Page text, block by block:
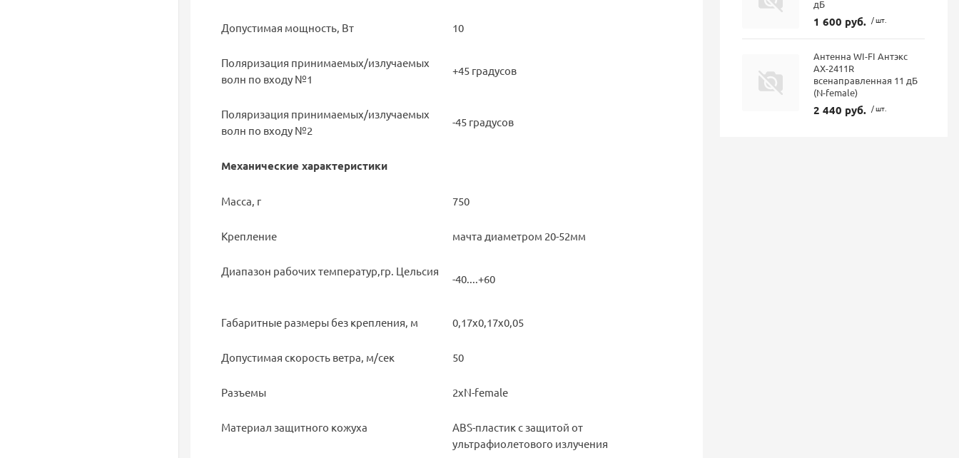
Допустимая мощность, Вт 10
Поляризация принимаемых/излучаемых
волн по входу №1
+45 градусов
Поляризация принимаемых/излучаемых
волн по входу №2
-45 градусов
Механические характеристики
Масса, г 750
Крепление мачта диаметром 20-52мм
Диапазон рабочих температур,гр. Цельсия
-40....+60
Габаритные размеры без крепления, м 0,17х0,17х0,05
Допустимая скорость ветра, м/сек 50
Разъемы 2хN-female
Материал защитного кожуха
ABS-пластик с защитой от
ультрафиолетового излучения
дБ
1 600 руб. / шт.
Антенна WI-FI Антэкс
AX-2411R
всенаправленная 11 дБ
(N-female)
2 440 руб. / шт.